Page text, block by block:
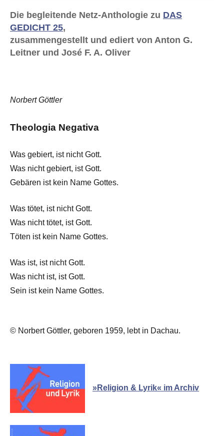
Die begleitende Netz-Anthologie zu DAS
GEDICHT 25,
zusammengestellt und ediert von Anton G.
Leitner und José F. A. Oliver
Norbert Göttler
Theologia Negativa
Was gebiert, ist nicht Gott.
Was nicht gebiert, ist Gott.
Gebären ist kein Name Gottes.
Was tötet, ist nicht Gott.
Was nicht tötet, ist Gott.
Töten ist kein Name Gottes.
Was ist, ist nicht Gott.
Was nicht ist, ist Gott.
Sein ist kein Name Gottes.
© Norbert Göttler, geboren 1959, lebt in Dachau.
»Religion & Lyrik« im Archiv